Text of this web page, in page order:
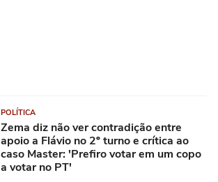
POLÍTICA
Zema diz não ver contradição entre
apoio a Flávio no 2º turno e crítica ao
caso Master: 'Prefiro votar em um copo
a votar no PT'